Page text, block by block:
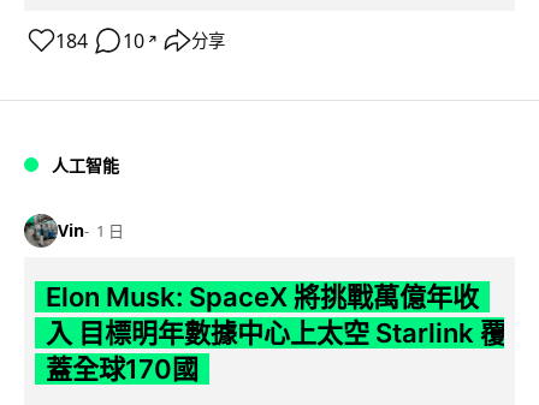
184 10 ↗ 分享
人工智能
Vin 1 日
Elon Musk: SpaceX 將挑戰萬億年收
入 目標明年數據中心上太空 Starlink 覆
蓋全球170國